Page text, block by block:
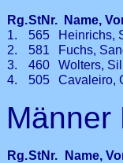
Rg.StNr. Name,
1.
565 Heinrichs,
2.
581 Fuchs,
3.
460 Wolters,
4.
505 Cavaleiro,
Männer
Rg.StNr. Name,